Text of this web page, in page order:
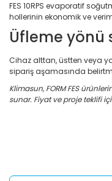
FES 10RPS evaporatif
hollerinin ekonomik ve
Üfleme yönü
Cihaz alttan, üstten veya
sipariş aşamasında
Klimasun, FORM FES
sunar. Fiyat ve proje teklifi